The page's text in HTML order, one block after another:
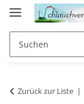
Zurück zur Liste